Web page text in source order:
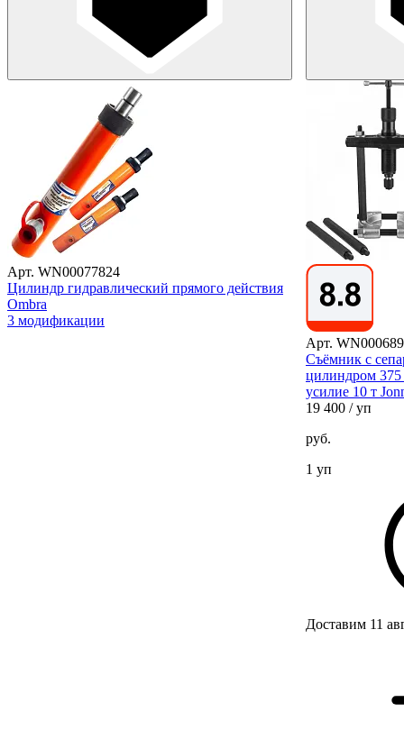
Арт. WN00077824
Цилиндр гидравлический прямого действия
Ombra
3 модификации
Арт.
Съёмник с
цилиндром
усилие 10 т
19 400 / уп
руб.
1 уп
Доставим 11